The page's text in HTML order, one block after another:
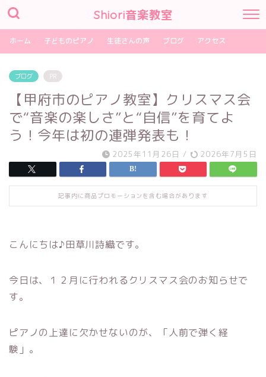
Shiori音楽教室
ホーム 子どものピアノ 生徒さんの声 ブログ アクセス
ブログ PR
【甲府市のピアノ教室】クリスマス会
で“音楽の楽しさ”と“自信”を育てよ
う！今年は初の連弾発表も！
2025年11月26日 / 2026年7月5日
記事内に商品プロモーションを含む場合があります
こんにちは♪田草川詩織です。
今日は、１２月に行われるクリスマス会のお知らせで
す。
ピアノの上達に欠かせないのが、「人前で弾く経
験」。